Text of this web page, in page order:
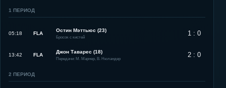
1 ПЕРИОД
05:18 FLA
Остин Мэттьюс (23)
Бросок с кистей 1 : 0
13:42 FLA
Джон Таварес (18)
Передачи: М. Марнер, В. Нюландер 2 : 0
2 ПЕРИОД